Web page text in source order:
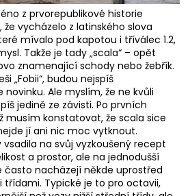
z prvorepublikové historie
že vycházelo z latinského slova
mívalo pod kapotou i tříválec 1.2,
Takže je tady „scala“ – opět
znamenající schody nebo žebřík.
„Fobii“, budou nejspíš
Ale myslím, že ne kvůli
jedině ze závisti. Po prvních
musím konstatovat, že scala sice
jí ani nic moc vytknout.
na svůj vyzkoušený recept
a prostor, ale na jednodušší
často nacházejí někde uprostřed
Typické je to pro octavii,